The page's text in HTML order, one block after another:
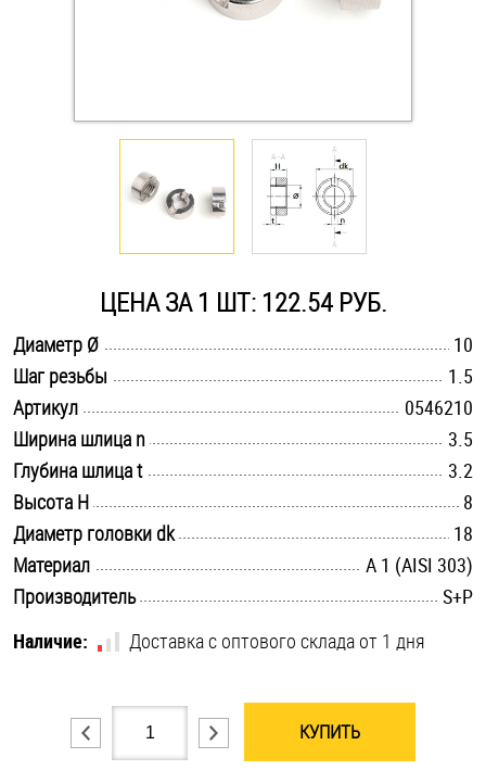
Крюки, кольца с шурупной резьбой
Оснастка и аксессуары для яхт
Саморезы и шурупы
Стопорные кольца
Такелаж
Хомуты
Шайбы
Шпильки
Шплинты
Штифты и пальцы
ЦЕНА ЗА 1 ШТ: 122.54 РУБ.
Диаметр Ø
10
Шаг резьбы
1.5
Артикул
0546210
Ширина шлица n
3.5
Глубина шлица t
3.2
Высота H
8
Диаметр головки dk
18
Материал
А 1 (AISI 303)
Производитель
S+P
Наличие:
Доставка с оптового склада от 1 дня
КУПИТЬ